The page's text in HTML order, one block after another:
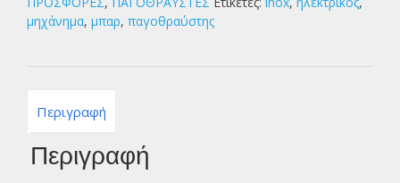
μηχάνημα, μπαρ, παγοθραύστης
Περιγραφή
Περιγραφή